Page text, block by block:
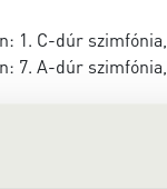
1. C-dúr
7. A-dúr